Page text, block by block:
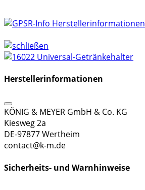
Herstellerinformationen
Herstellerinformationen
KÖNIG & MEYER GmbH & Co. KG
Kiesweg 2a
DE-97877 Wertheim
contact@k-m.de
Sicherheits- und Warnhinweise